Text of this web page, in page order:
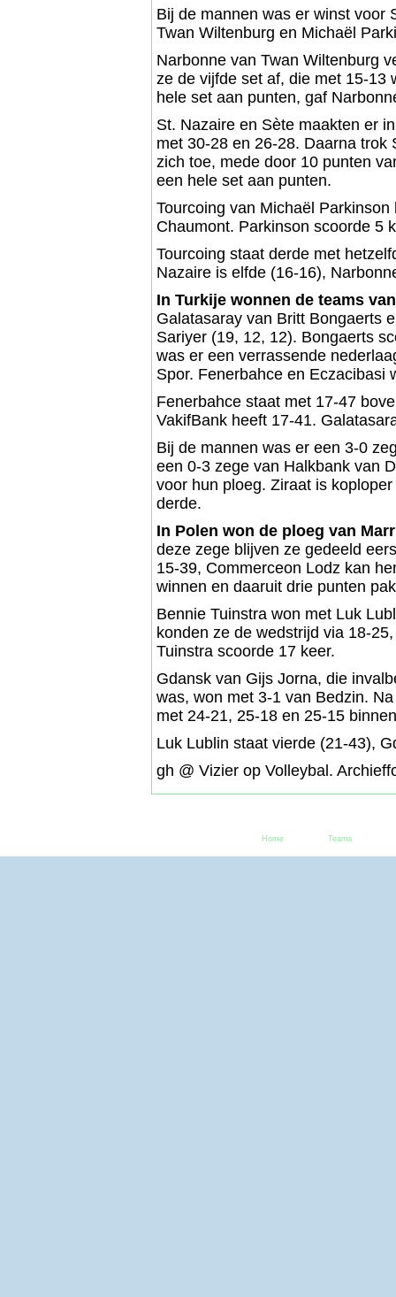
Bij de mannen was er winst voor
Twan Wiltenburg en Michaël
Narbonne van Twan Wiltenburg
ze de vijfde set af, die met 15-13
hele set aan punten, gaf
St. Nazaire en Sète maakten er
met 30-28 en 26-28. Daarna
zich toe, mede door 10 punten
een hele set aan punten.
Tourcoing van Michaël
Chaumont. Parkinson scoorde 5
Tourcoing staat derde met
Nazaire is elfde (16-16),
In Turkije wonnen de teams
Galatasaray van Britt Bongaerts
Sariyer (19, 12, 12). Bongaerts
was er een verrassende
Spor. Fenerbahce en Eczacibasi
Fenerbahce staat met 17-47
VakifBank heeft 17-41.
Bij de mannen was er een 3-0
een 0-3 zege van Halkbank van
voor hun ploeg. Ziraat is
derde.
In Polen won de ploeg van
deze zege blijven ze gedeeld
15-39, Commerceon Lodz kan
winnen en daaruit drie punten
Bennie Tuinstra won met Luk
konden ze de wedstrijd via 18-
Tuinstra scoorde 17 keer.
Gdansk van Gijs Jorna, die
was, won met 3-1 van Bedzin.
met 24-21, 25-18 en 25-15
Luk Lublin staat vierde (21-43),
gh @ Vizier op Volleybal.
Home Teams